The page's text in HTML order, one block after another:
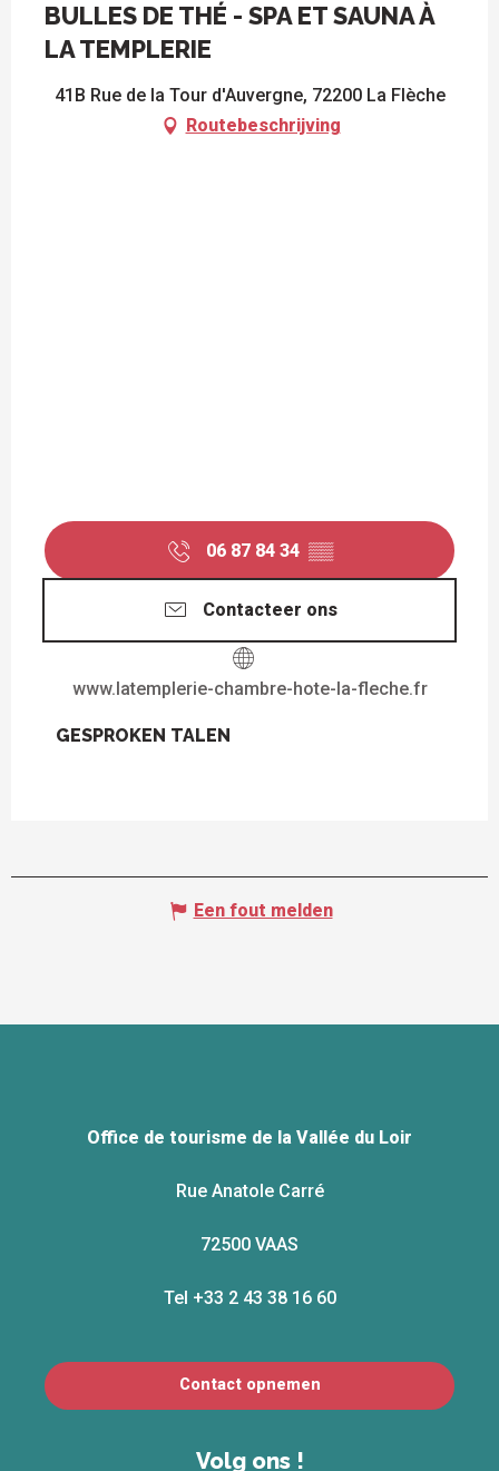
BULLES DE THÉ - SPA ET SAUNA À
LA TEMPLERIE
41B Rue de la Tour d'Auvergne, 72200 La Flèche
Routebeschrijving
06 87 84 34 ▒▒
Contacteer ons
www.latemplerie-chambre-hote-la-fleche.fr
GESPROKEN TALEN
GESPROKEN TALEN
Een fout melden
Office de tourisme de la Vallée du Loir
Rue Anatole Carré
72500 VAAS
Tel +33 2 43 38 16 60
Contact opnemen
Volg ons !